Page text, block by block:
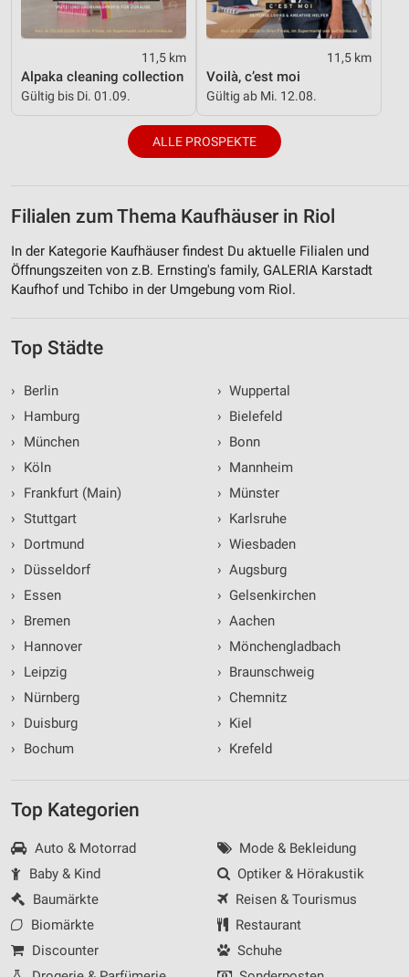
11,5 km
Alpaka cleaning collection
Gültig bis Di. 01.09.
11,5 km
Voilà, c’est moi
Gültig ab Mi. 12.08.
ALLE PROSPEKTE
Filialen zum Thema Kaufhäuser in Riol
In der Kategorie Kaufhäuser findest Du aktuelle Filialen und
Öffnungszeiten von z.B. Ernsting's family, GALERIA Karstadt
Kaufhof und Tchibo in der Umgebung vom Riol.
Top Städte
›
Berlin
›
Hamburg
›
München
›
Köln
›
Frankfurt (Main)
› Stuttgart
›
Dortmund
›
Düsseldorf
›
Essen
›
Bremen
›
Hannover
›
Leipzig
›
Nürnberg
›
Duisburg
›
Bochum
› Wuppertal
› Bielefeld
› Bonn
› Mannheim
› Münster
› Karlsruhe
› Wiesbaden
› Augsburg
› Gelsenkirchen
› Aachen
› Mönchengladbach
› Braunschweig
› Chemnitz
› Kiel
› Krefeld
Top Kategorien
Auto & Motorrad
Baby & Kind
Baumärkte
Biomärkte
Discounter
Mode & Bekleidung
Optiker & Hörakustik
Reisen & Tourismus
Restaurant
Schuhe